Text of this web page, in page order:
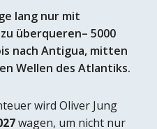
lang nur mit
überqueren– 5000
nach Antigua, mitten
Wellen des Atlantiks.
wird Oliver Jung
wagen, um nicht nur